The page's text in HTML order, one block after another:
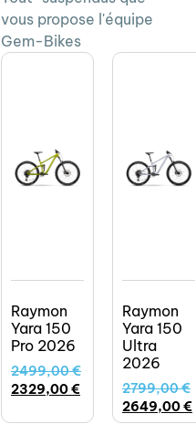
vous propose l'équipe
Gem-Bikes
Raymon
Yara 150
Pro 2026
2499,00€
2329,00€
Raymon
Yara 150
Ultra
2026
2799,00€
2649,00€